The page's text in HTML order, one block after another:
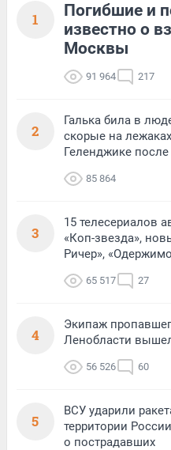
1
Погибшие и
известно о
Москвы
91 964 217
2
Галька била в
скорые на
Геленджике
85 864
3
15 телесериалов
«Коп-звезда»,
Ричер»,
65 517 27
4
Экипаж
Ленобласти
56 526 60
5
ВСУ ударили
территории
о пострадавших